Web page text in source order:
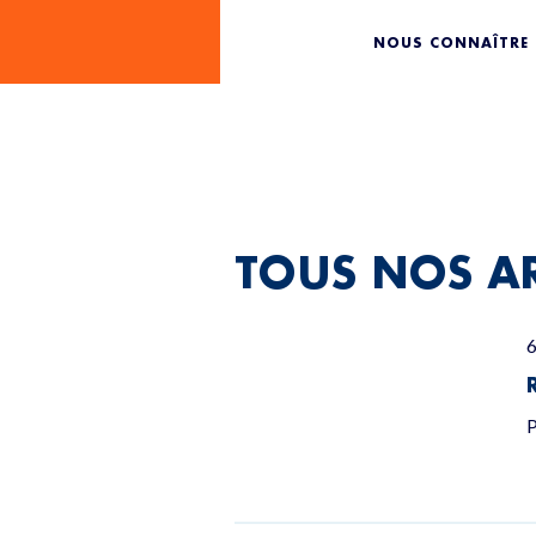
NOUS CONNAÎTRE
CLIMAT
TOUS NOS